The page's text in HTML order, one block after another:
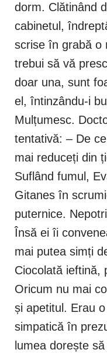
dorm. Clătinând
cabinetul,
scrise în grabă o
trebui să vă
doar una, sunt
el, întinzându-i
Mulțumesc.
tentativă: – De
mai reduceți din
Suflând fumul,
Gitanes în
puternice.
Însă ei îi
mai putea simți
Ciocolată ieftină,
Oricum nu mai
și apetitul. Erau
simpatică în
lumea dorește